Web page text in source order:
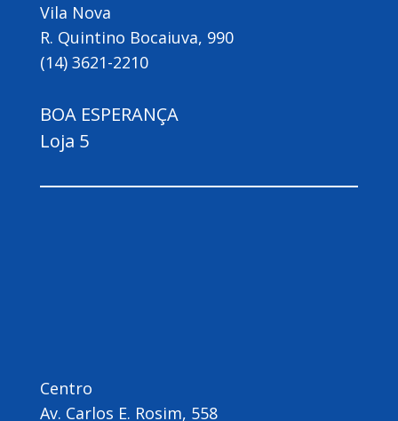
Vila Nova
R. Quintino Bocaiuva, 990
(14) 3621-2210
BOA ESPERANÇA
Loja 5
Centro
Av. Carlos E. Rosim, 558